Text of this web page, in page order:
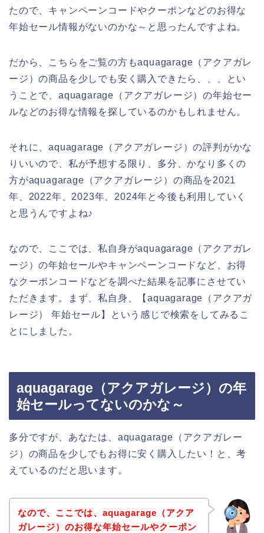
たので、キャンペーンコードやクーポンなどのお得な
年始セール情報がないのかな～と思ったんですよね。
だから、こちらをご覧の方もaquagarage（アクアガレ
ージ）の商品を少しでも安く購入できたら、、、とい
うことで、aquagarage（アクアガレージ）の年始セー
ルなどのお得な情報を探しているのかもしれません。
それに、aquagarage（アクアガレージ）の評判がかな
りいいので、私が予想する限り、多分、かなり多くの
方がaquagarage（アクアガレージ）の商品を2021
年、2022年、2023年、2024年と今後も利用していく
と思うんですよね♪
なので、ここでは、私自身がaquagarage（アクアガレ
ージ）の年始セールやキャンペーンコードなど、お得
なクーポンコードなどを調べた結果を記事にさせてい
ただきます。まず、私自身、【aquagarage（アクアガ
レージ） 年始セール】という感じで検索をしてみるこ
とにしました。
aquagarage（アクアガレージ）の年
始セールってないのかな～
多分ですが、あなたは、aquagarage（アクアガレー
ジ）の商品を少しでもお得に安く購入したい！と、考
えているのだと思います。
なので、ここでは、aquagarage（アクア
ガレージ）のお得な年始セールやクーポン